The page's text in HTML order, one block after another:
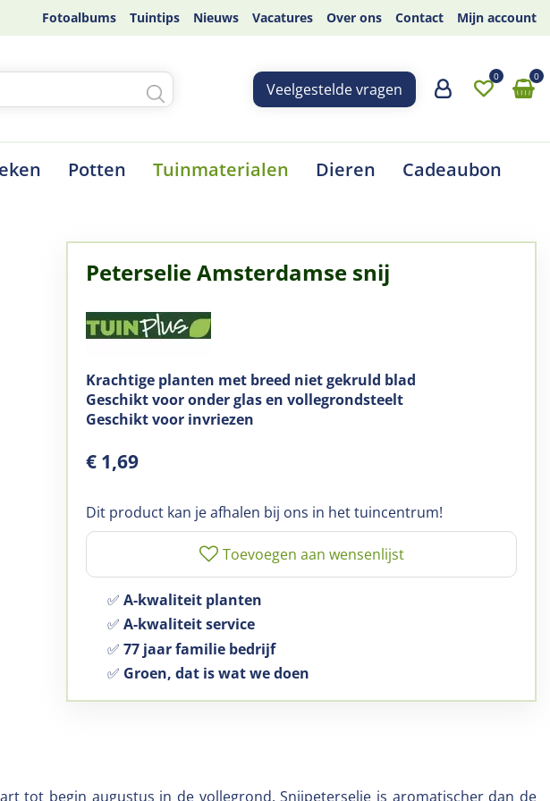
Fotoalbums Tuintips Nieuws Vacatures Over ons Contact Mijn account
Veelgestelde vragen
Potten Tuinmaterialen Dieren Cadeaubon
Peterselie Amsterdamse snij
Krachtige planten met breed niet gekruld blad
Geschikt voor onder glas en vollegrondsteelt
Geschikt voor invriezen
€ 1,69
Dit product kan je afhalen bij ons in het tuincentrum!
✅ A-kwaliteit planten
✅ A-kwaliteit service
✅ 77 jaar familie bedrijf
✅ Groen, dat is wat we doen
tot begin augustus in de vollegrond. Snijpeterselie is aromatischer dan de